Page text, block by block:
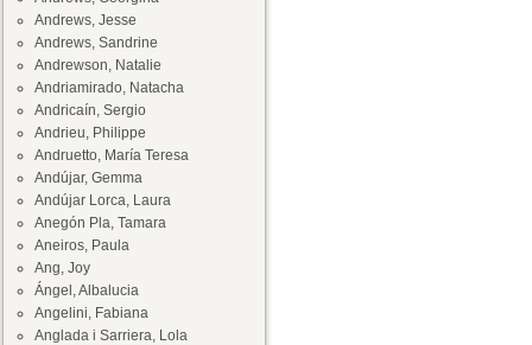
Andrews, Jesse
Andrews, Sandrine
Andrewson, Natalie
Andriamirado, Natacha
Andricaín, Sergio
Andrieu, Philippe
Andruetto, María Teresa
Andújar, Gemma
Andújar Lorca, Laura
Anegón Pla, Tamara
Aneiros, Paula
Ang, Joy
Ángel, Albalucia
Angelini, Fabiana
Anglada i Sarriera, Lola